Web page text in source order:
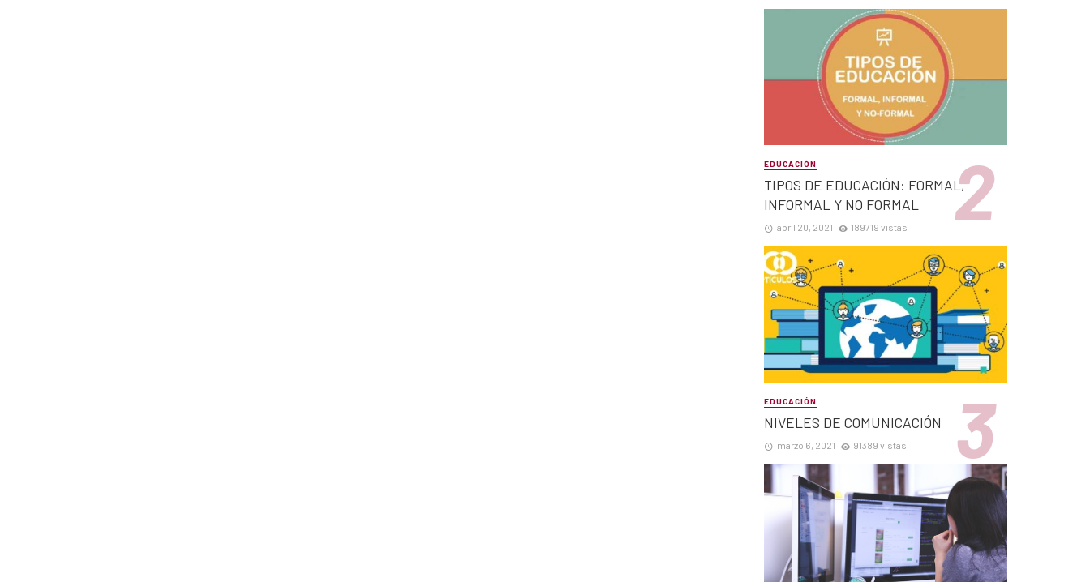
EDUCACIÓN
TIPOS DE EDUCACIÓN: FORMAL,
INFORMAL Y NO FORMAL
abril 20, 2021 189719 vistas
EDUCACIÓN
NIVELES DE COMUNICACIÓN
marzo 6, 2021 91389 vistas